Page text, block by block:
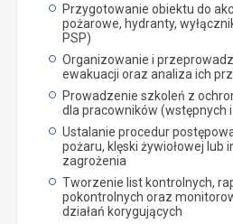
Przygotowanie obiektu do
pożarowe, hydranty,
PSP)
Organizowanie i
ewakuacji oraz analiza ich
Prowadzenie szkoleń z
dla pracowników (wstępnych
Ustalanie procedur
pożaru, klęski żywiołowej lub
zagrożenia
Tworzenie list kontrolnych,
pokontrolnych oraz
działań korygujących